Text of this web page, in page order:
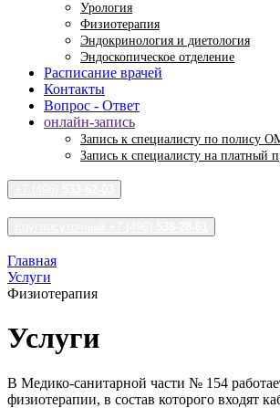
Урология
Физиотерапия
Эндокринология и диетология
Эндоскопическое отделение
Расписание врачей
Контакты
Вопрос - Ответ
онлайн-запись
Запись к специалисту по полису
Запись к специалисту на платный
Главная
Услуги
Физиотерапия
Услуги
В Медико-санитарной части № 154
физиотерапии, в состав которого входят